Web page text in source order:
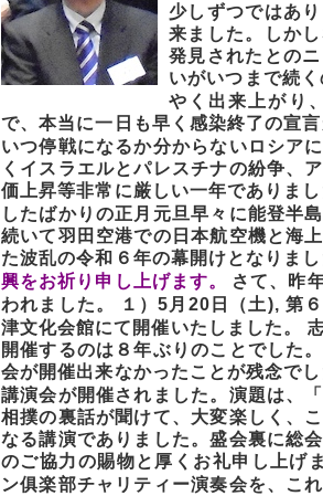
少しずつではあ
来ました。しか
発見されたとの
いがいつまで続く
やく出来上がり
で、本当に一日も早く感染終了の宣
いつ停戦になるか分からないロシア
くイスラエルとパレスチナの紛争、
価上昇等非常に厳しい一年でありまし
したばかりの正月元旦早々に能登半
続いて羽田空港での日本航空機と海
た波乱の令和６年の幕開けとなりまし
興をお祈り申し上げます。
さて、昨
われました。
１）5月20日（土), 第
津文化会館にて開催いたしました。
開催するのは ８年ぶりのことでした
会が開催出来なかったことが残念でし
講演会が開催されました。演題は、
相撲の裏話が聞けて、大変楽しく、
なる講演でありました。盛会裏に総
のご協力の賜物と厚くお礼申し上げま
ン俱楽部チャリティー演奏会を、こ